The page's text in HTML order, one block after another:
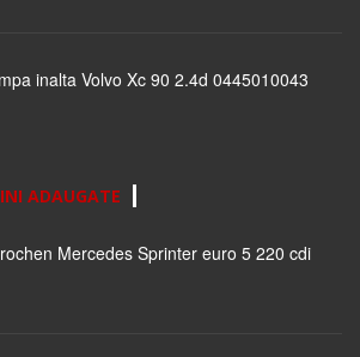
inalta Volvo Xc 90 2.4d 0445010043
ADAUGATE
Mercedes Sprinter euro 5 220 cdi